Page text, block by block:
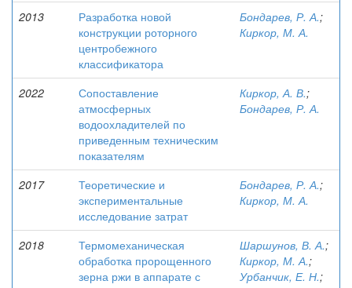
2013
Разработка новой
конструкции роторного
центробежного
классификатора
Бондарев, Р. А.;
Киркор, М. А.
2022
Сопоставление
атмосферных
водоохладителей по
приведенным техническим
показателям
Киркор, А. В.;
Бондарев, Р. А.
2017
Теоретические и
экспериментальные
исследование затрат
Бондарев, Р. А.;
Киркор, М. А.
2018
Термомеханическая
обработка пророщенного
зерна ржи в аппарате с
Шаршунов, В. А.;
Киркор, М. А.;
Урбанчик, Е. Н.;